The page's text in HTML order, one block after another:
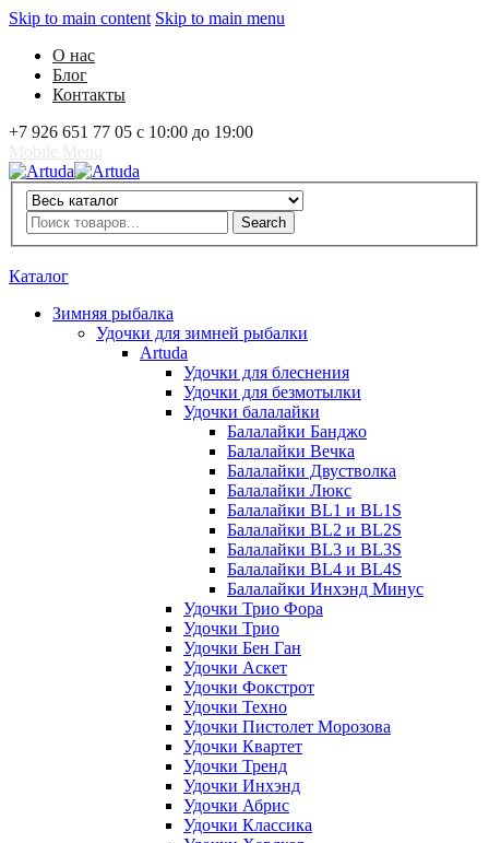
Skip to main content Skip to main menu
О нас
Блог
Контакты
+7 926 651 77 05 с 10:00 до 19:00
Artuda
Search
Search
Каталог
Зимняя рыбалка
Удочки для зимней рыбалки
Artuda
Удочки для блеснения
Удочки для безмотылки
Удочки балалайки
Балалайки Банджо
Балалайки Вечка
Балалайки Двустволка
Балалайки Люкс
Балалайки BL1 и BL1S
Балалайки BL2 и BL2S
Балалайки BL3 и BL3S
Балалайки BL4 и BL4S
Балалайки Инхэнд Минус
Удочки Трио Фора
Удочки Трио
Удочки Бен Ган
Удочки Аскет
Удочки Фокстрот
Удочки Техно
Удочки Пистолет Морозова
Удочки Квартет
Удочки Тренд
Удочки Инхэнд
Удочки Абрис
Удочки Классика